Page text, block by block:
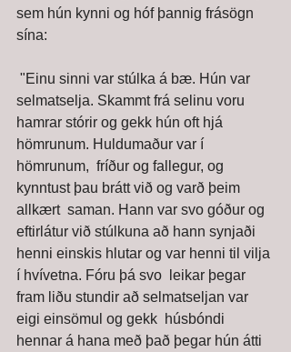
sem hún kynni og hóf þannig frásögn
sína:
selmatselja. Skammt frá selinu voru
hamrar stórir og gekk hún oft hjá
hömrunum. Huldumaður var í
hömrunum,  fríður og fallegur, og
kynntust þau brátt við og varð þeim
allkært  saman. Hann var svo góður og
eftirlátur við stúlkuna að hann synjaði
henni einskis hlutar og var henni til vilja
í hvívetna. Fóru þá svo  leikar þegar
fram liðu stundir að selmatseljan var
eigi einsömul og gekk  húsbóndi
hennar á hana með það þegar hún átti